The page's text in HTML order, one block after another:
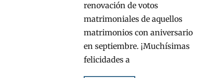
renovación de votos
matrimoniales de aquellos
matrimonios con aniversario
en septiembre. ¡Muchísimas
felicidades a